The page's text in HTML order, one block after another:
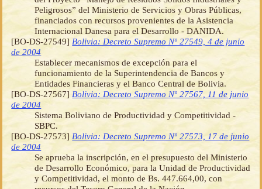
Peligrosos” del Ministerio de Servicios y Obras Públicas,
financiados con recursos provenientes de la Asistencia
Internacional Danesa para el Desarrollo - DANIDA.
[BO-DS-27549] Bolivia: Decreto Supremo Nº 27549, 4 de junio
de 2004
Establecer mecanismos de excepción para el
funcionamiento de la Superintendencia de Bancos y
Entidades Financieras y el Banco Central de Bolivia.
[BO-DS-27567] Bolivia: Decreto Supremo Nº 27567, 11 de junio
de 2004
Sistema Boliviano de Productividad y Competitividad -
SBPC.
[BO-DS-27573] Bolivia: Decreto Supremo Nº 27573, 17 de junio
de 2004
Se aprueba la inscripción, en el presupuesto del Ministerio
de Desarrollo Económico, para la Unidad de Productividad
y Competitividad, el monto de Bs. 447.664,00, con